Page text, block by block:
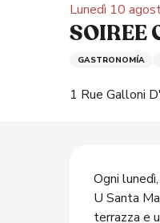
Lunedì 10
SOIREE
GASTRONOMÍA
1 Rue Galloni
Ogni
U Santa
terrazza e